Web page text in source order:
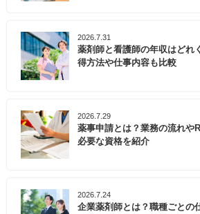
2026.7.31
薬剤師と看護師の年収はどれ
得方法や仕事内容も比較
2026.7.29
薬事申請とは？業務の流れや
必要な資格を紹介
2026.7.24
企業薬剤師とは？職種ごとの